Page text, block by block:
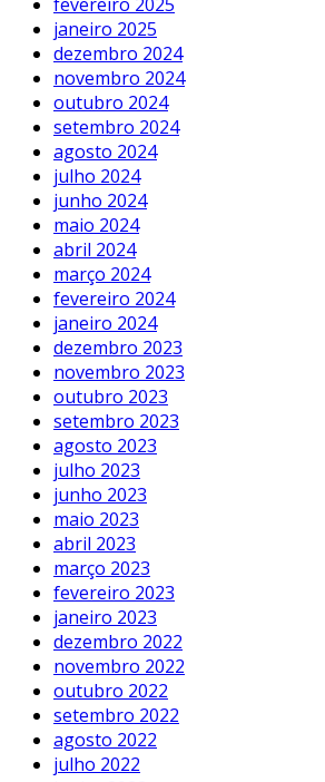
janeiro 2025
dezembro 2024
novembro 2024
outubro 2024
setembro 2024
agosto 2024
julho 2024
junho 2024
maio 2024
abril 2024
março 2024
fevereiro 2024
janeiro 2024
dezembro 2023
novembro 2023
outubro 2023
setembro 2023
agosto 2023
julho 2023
junho 2023
maio 2023
abril 2023
março 2023
fevereiro 2023
janeiro 2023
dezembro 2022
novembro 2022
outubro 2022
setembro 2022
agosto 2022
julho 2022